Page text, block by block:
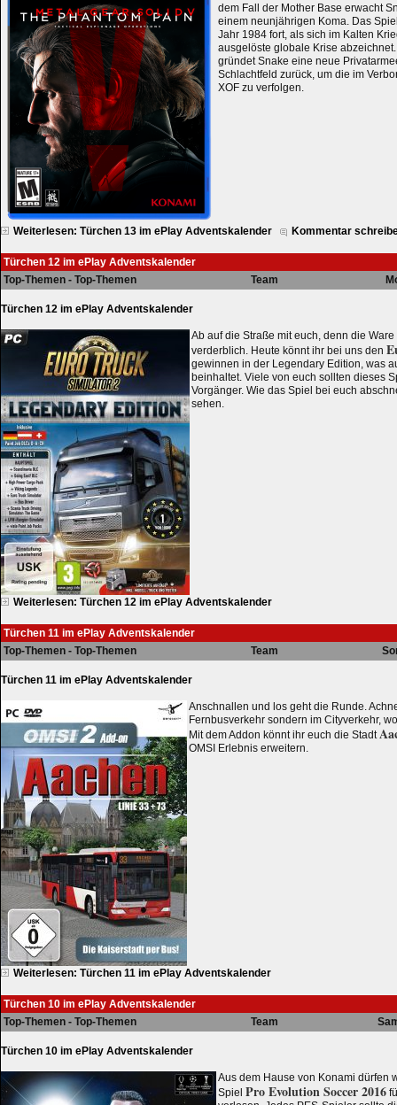
dem Fall der Mother Base erwacht
einem neunjährigen Koma. Das
Jahr 1984 fort, als sich im Kalten
ausgelöste globale Krise
gründet Snake eine neue
Schlachtfeld zurück, um die im
XOF zu verfolgen.
Weiterlesen: Türchen 13 im ePlay Adventskalender Kommentar
Türchen 12 im ePlay Adventskalender
Top-Themen - Top-Themen
Team
Türchen 12 im ePlay Adventskalender
Ab auf die Straße mit euch, denn die
verderblich. Heute könnt ihr bei uns den
gewinnen in der Legendary Edition, was
beinhaltet. Viele von euch sollten dieses
Vorgänger. Wie das Spiel bei euch
sehen.
Weiterlesen: Türchen 12 im ePlay Adventskalender
Türchen 11 im ePlay Adventskalender
Top-Themen - Top-Themen
Team
Türchen 11 im ePlay Adventskalender
Anschnallen und los geht die Runde.
Fernbusverkehr sondern im Cityverkehr,
Mit dem Addon könnt ihr euch die Stadt
OMSI Erlebnis erweitern.
Weiterlesen: Türchen 11 im ePlay Adventskalender
Türchen 10 im ePlay Adventskalender
Top-Themen - Top-Themen
Team
Türchen 10 im ePlay Adventskalender
Aus dem Hause von Konami dürfen
Spiel Pro Evolution Soccer 2016